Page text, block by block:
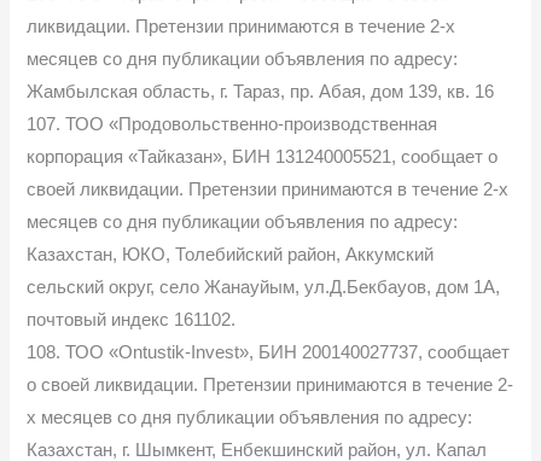
ликвидации. Претензии принимаются в течение 2-х
месяцев со дня публикации объявления по адресу:
Жамбылская область, г. Тараз, пр. Абая, дом 139, кв. 16
107. ТОО «Продовольственно-производственная
корпорация «Тайказан», БИН 131240005521, сообщает о
своей ликвидации. Претензии принимаются в течение 2-х
месяцев со дня публикации объявления по адресу:
Казахстан, ЮКО, Толебийский район, Аккумский
сельский округ, село Жанауйым, ул.Д.Бекбауов, дом 1А,
почтовый индекс 161102.
108. ТОО «Ontustik-Invest», БИН 200140027737, сообщает
о своей ликвидации. Претензии принимаются в течение 2-
х месяцев со дня публикации объявления по адресу:
Казахстан, г. Шымкент, Енбекшинский район, ул. Капал